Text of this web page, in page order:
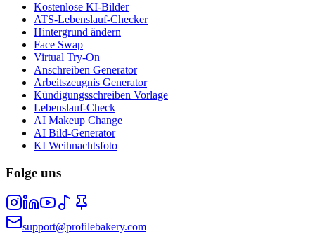
Kostenlose KI-Bilder
ATS-Lebenslauf-Checker
Hintergrund ändern
Face Swap
Virtual Try-On
Anschreiben Generator
Arbeitszeugnis Generator
Kündigungsschreiben Vorlage
Lebenslauf-Check
AI Makeup Change
AI Bild-Generator
KI Weihnachtsfoto
Folge uns
support@profilebakery.com